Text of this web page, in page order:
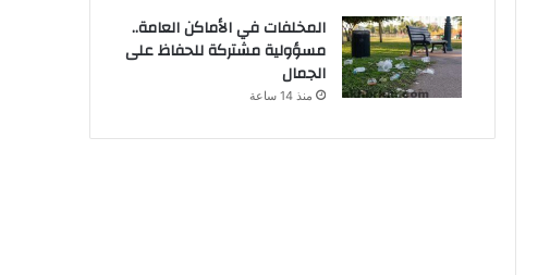
المخلفات في الأماكن العامة..
مسؤولية مشتركة للحفاظ على
الجمال
منذ 14 ساعة